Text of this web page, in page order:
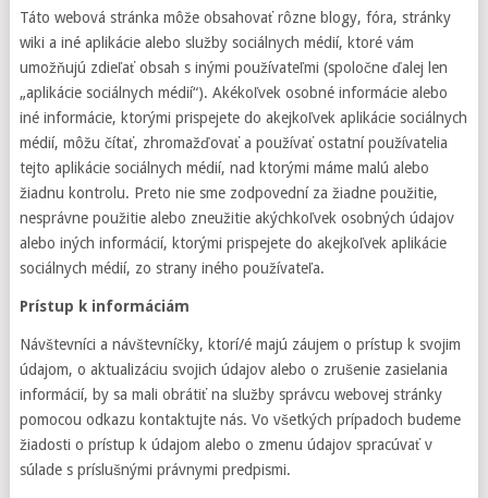
Táto webová stránka môže obsahovať rôzne blogy, fóra, stránky
wiki a iné aplikácie alebo služby sociálnych médií, ktoré vám
umožňujú zdieľať obsah s inými používateľmi (spoločne ďalej len
„aplikácie sociálnych médií“). Akékoľvek osobné informácie alebo
iné informácie, ktorými prispejete do akejkoľvek aplikácie sociálnych
médií, môžu čítať, zhromažďovať a používať ostatní používatelia
tejto aplikácie sociálnych médií, nad ktorými máme malú alebo
žiadnu kontrolu. Preto nie sme zodpovední za žiadne použitie,
nesprávne použitie alebo zneužitie akýchkoľvek osobných údajov
alebo iných informácií, ktorými prispejete do akejkoľvek aplikácie
sociálnych médií, zo strany iného používateľa.
Prístup k informáciám
Návštevníci a návštevníčky, ktorí/é majú záujem o prístup k svojim
údajom, o aktualizáciu svojich údajov alebo o zrušenie zasielania
informácií, by sa mali obrátiť na služby správcu webovej stránky
pomocou odkazu kontaktujte nás. Vo všetkých prípadoch budeme
žiadosti o prístup k údajom alebo o zmenu údajov spracúvať v
súlade s príslušnými právnymi predpismi.